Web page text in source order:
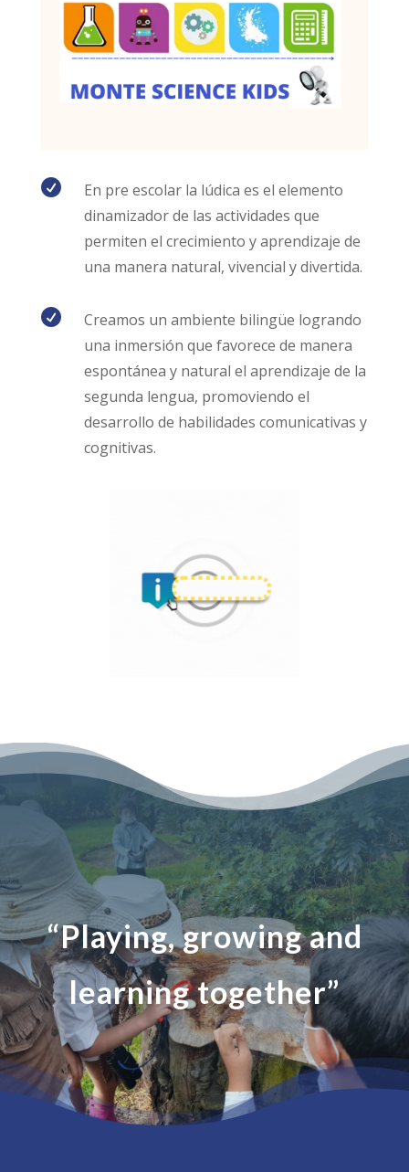

En pre escolar la lúdica es el elemento
dinamizador de las actividades que
permiten el crecimiento y aprendizaje de
una manera natural, vivencial y divertida.

Creamos un ambiente bilingüe logrando
una inmersión que favorece de manera
espontánea y natural el aprendizaje de la
segunda lengua, promoviendo el
desarrollo de habilidades comunicativas y
cognitivas.
“Playing, growing and
learning together”